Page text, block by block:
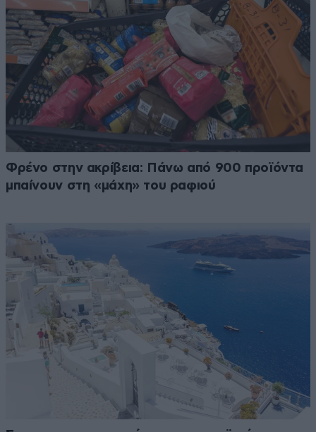
Φρένο στην ακρίβεια: Πάνω από 900 προϊόντα
μπαίνουν στη «μάχη» του ραφιού